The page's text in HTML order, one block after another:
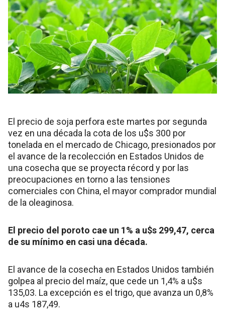
El precio de soja perfora este martes por segunda
vez en una década la cota de los u$s 300 por
tonelada en el mercado de Chicago, presionados por
el avance de la recolección en Estados Unidos de
una cosecha que se proyecta récord y por las
preocupaciones en torno a las tensiones
comerciales con China, el mayor comprador mundial
de la oleaginosa.
El precio del poroto cae un 1% a u$s 299,47, cerca
de su mínimo en casi una década.
El avance de la cosecha en Estados Unidos también
golpea al precio del maíz, que cede un 1,4% a u$s
135,03. La excepción es el trigo, que avanza un 0,8%
a u4s 187,49.